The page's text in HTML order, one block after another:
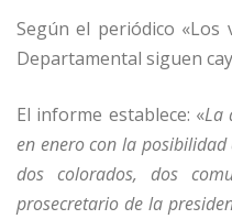
Según el periódico
Departamental siguen
El informe establece: «La
en enero con la
dos colorados, dos
prosecretario de la